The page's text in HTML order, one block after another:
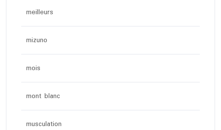
meilleurs
mizuno
mois
mont blanc
musculation